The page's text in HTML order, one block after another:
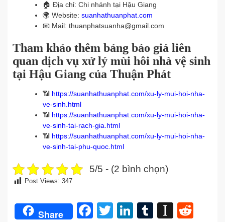
🏠 Địa chỉ: Chi nhánh tại Hậu Giang
🌍 Website: suanhathuanphat.com
📧 Mail: thuanphatsuanha@gmail.com
Tham khảo thêm bảng báo giá liên
quan dịch vụ xử lý mùi hôi nhà vệ sinh
tại Hậu Giang của Thuận Phát
📶 https://suanhathuanphat.com/xu-ly-mui-hoi-nha-
ve-sinh.html
📶 https://suanhathuanphat.com/xu-ly-mui-hoi-nha-
ve-sinh-tai-rach-gia.html
📶 https://suanhathuanphat.com/xu-ly-mui-hoi-nha-
ve-sinh-tai-phu-quoc.html
5/5 - (2 bình chọn)
Post Views: 347
Share Facebook
TwitterLinkedIn
Tumblr